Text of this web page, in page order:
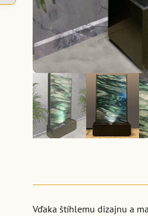
Vďaka štíhlemu dizajnu a